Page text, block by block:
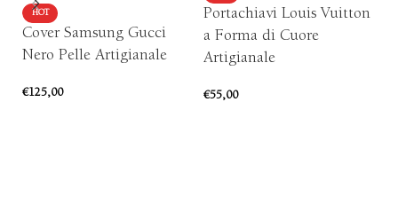
HOT
Cover Samsung Gucci
Nero Pelle Artigianale
€125,00
Portachiavi Louis Vuitton
a Forma di Cuore
Artigianale
€55,00